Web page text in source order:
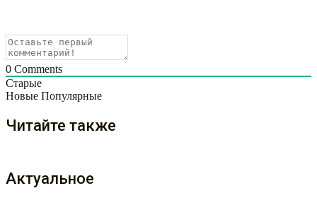
0 Comments
Старые
Новые Популярные
Читайте также
Актуальное